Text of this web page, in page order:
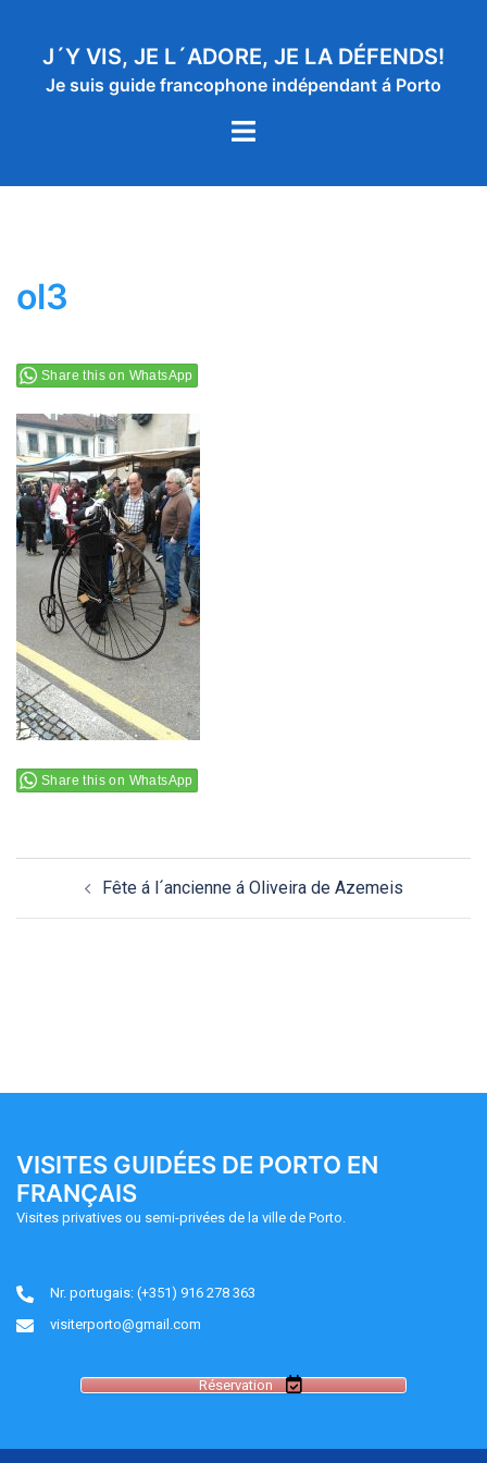
contenuJ´Y VIS, JE L´ADORE, JE LA DÉFENDS!
Je suis guide francophone indépendant á Porto
Ouvrir/fermer
ol3
Share this on WhatsApp
Share this on WhatsApp
d’articleFête á l´ancienne á Oliveira de Azemeis
VISITES GUIDÉES DE PORTO EN
FRANÇAIS
Visites privatives ou semi-privées de la ville de Porto.
Nr. portugais: (+351) 916 278 363
visiterporto@gmail.com
Réservation